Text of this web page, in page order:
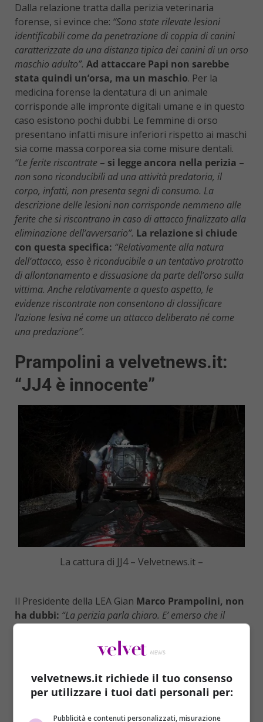
Dalla relazione tratta dalla perizia veterinaria
forense, si evince che: “Sono state rilevate lesioni
identificabili come da penetrazione di coppia di canini
caratterizzate da una distanza tipica dei canini di un orso
maschio adulto”. Ad attaccare Papi non sarebbe
stata quindi un’orsa, ma un maschio. Per la
medicina forense la dentatura di un animale
corrisponde alle impronte digitali umane e in questo
caso esistono pochi dubbi. Le femmine di orso
presentano infatti misure inferiori rispetto ai maschi
sia come massa corporea sia come misure dentali.
“Le ferite riscontrate – si legge ancora nella perizia –
non sono riconducibili ad una attività predatoria, il
corpo, infatti, non presenta segni di consumo. La
descrizione delle lesioni non corrisponde nemmeno alle
ferite che si riscontrano in caso di attacco finalizzato alla
eliminazione dell’avversario”. La relazione si chiude
con questa specifica: “Relativamente alla natura
dell’attacco, esso è riconducibile a un tentativo protratto
di allontanamento e dissuasione da parte dell’orso sulla
vittima. Anche relativamente a questo aspetto, le
evidenze riscontrate non consentono di classificare
l’azione lesiva né come un attacco deliberato né come
una predazione”.
Prampolini a velvetnews.it:
“JJ4 è innocente”
La cattura di JJ4 – Velvetnews.it –
Il Presidente della LEA Gian Marco Prampolini, non
ha dubbi: “La perizia parla chiaro. E’ emerso che il
morso causato sul povero Papi non è di JJ4 ma è molto
più grande. E’ di un maschio. JJ4 deve essere scagionata,
conferma in esclusiva ai nostri
microfoni.
velvetnews.it richiede il tuo consenso
per utilizzare i tuoi dati personali per:
Pubblicità e contenuti personalizzati, misurazione